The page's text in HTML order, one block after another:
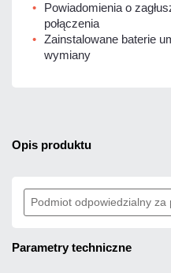
Powiadomienia o
połączenia
Zainstalowane baterie
wymiany
opis produktu
Podmiot odpowiedzialny za
parametry techniczne